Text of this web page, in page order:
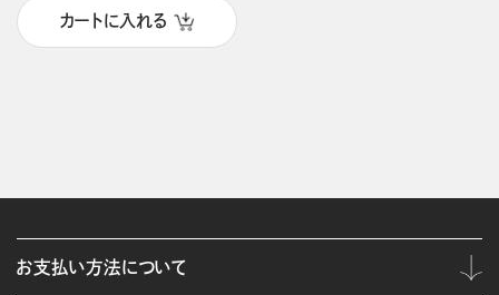
カートに入れる
お支払い方法について